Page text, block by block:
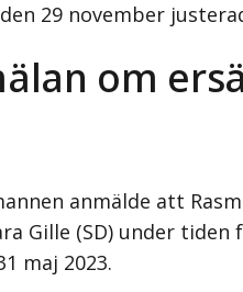
29 november
om
anmälde att
Gille (SD) under tiden
maj 2023.